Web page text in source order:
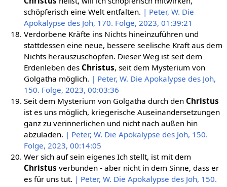
schöpferisch eine Welt entfalten. | Peter, W. Die
Apokalypse des Joh, 170. Folge, 2023, 01:39:21
Verdorbene Kräfte ins Nichts hineinzuführen und
stattdessen eine neue, bessere seelische Kraft aus dem
Nichts herauszuschöpfen. Dieser Weg ist seit dem
Erdenleben des Christus, seit dem Mysterium von
Golgatha möglich. | Peter, W. Die Apokalypse des Joh,
150. Folge, 2023, 00:03:36
Seit dem Mysterium von Golgatha durch den Christus
ist es uns möglich, kriegerische Auseinandersetzungen
ganz zu verinnerlichen und nicht nach außen hin
abzuladen. | Peter, W. Die Apokalypse des Joh, 150.
Folge, 2023, 00:14:05
Wer sich auf sein eigenes Ich stellt, ist mit dem
Christus verbunden - aber nicht in dem Sinne, dass er
es für uns tut. | Peter, W. Die Apokalypse des Joh, 150.